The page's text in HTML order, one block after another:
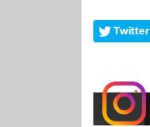
Twitter